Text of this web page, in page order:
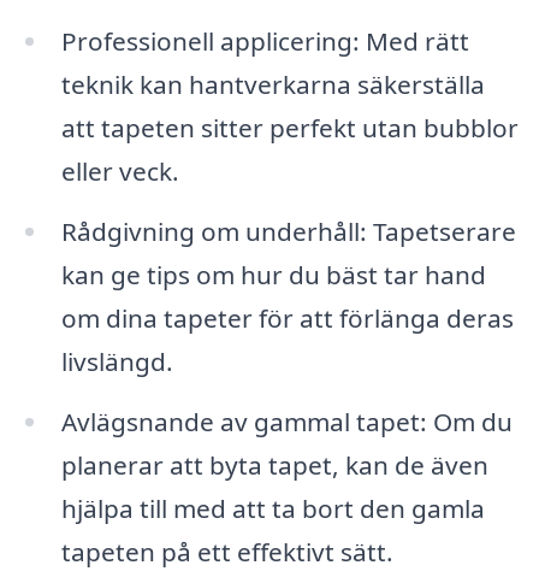
Professionell applicering: Med rätt
teknik kan hantverkarna säkerställa
att tapeten sitter perfekt utan bubblor
eller veck.
Rådgivning om underhåll: Tapetserare
kan ge tips om hur du bäst tar hand
om dina tapeter för att förlänga deras
livslängd.
Avlägsnande av gammal tapet: Om du
planerar att byta tapet, kan de även
hjälpa till med att ta bort den gamla
tapeten på ett effektivt sätt.